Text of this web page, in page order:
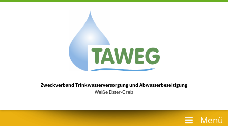
Zweckverband Trinkwasserversorgungund Abwasserbeseitigung
Weiße Elster-Greiz
Menü